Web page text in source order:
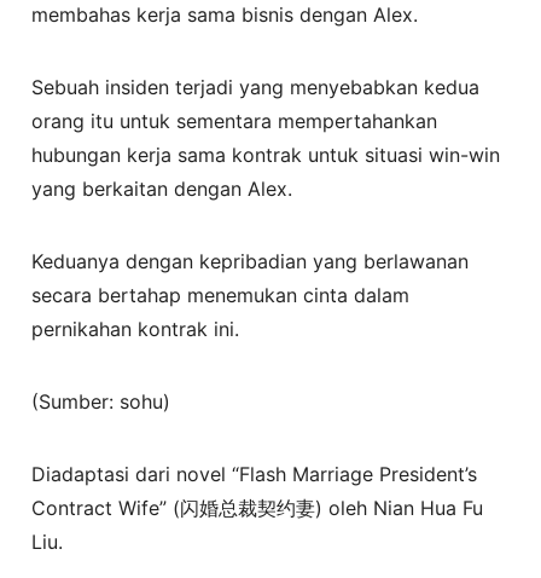
membahas kerja sama bisnis dengan Alex.
Sebuah insiden terjadi yang menyebabkan kedua
orang itu untuk sementara mempertahankan
hubungan kerja sama kontrak untuk situasi win-win
yang berkaitan dengan Alex.
Keduanya dengan kepribadian yang berlawanan
secara bertahap menemukan cinta dalam
pernikahan kontrak ini.
(Sumber: sohu)
Diadaptasi dari novel “Flash Marriage President’s
Contract Wife” (闪婚总裁契约妻) oleh Nian Hua Fu
Liu.